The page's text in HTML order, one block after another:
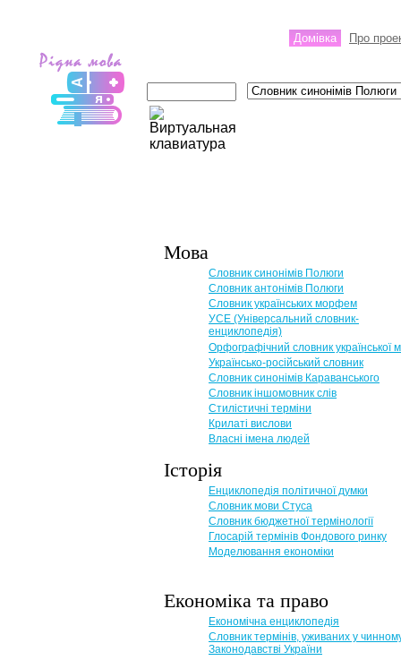
Домівка Про
Мова
Словник синонімів Полюги
Словник антонімів Полюги
Словник українських морфем
УСЕ (Універсальний словник-
енциклопедія)
Орфографічний словник української
Українсько-російський словник
Словник синонімів Караванського
Словник іншомовник слів
Стилістичні терміни
Крилаті вислови
Власні імена людей
Історія
Енциклопедія політичної думки
Словник мови Стуса
Словник бюджетної термінології
Глосарій термінів Фондового ринку
Моделювання економіки
Економіка та право
Eкономічна енциклопедія
Словник термінів, уживаних у
Законодавстві України